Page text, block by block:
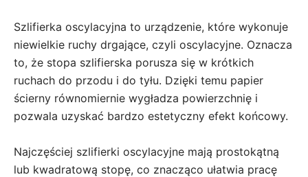
Szlifierka oscylacyjna to urządzenie, które wykonuje
niewielkie ruchy drgające, czyli oscylacyjne. Oznacza
to, że stopa szlifierska porusza się w krótkich
ruchach do przodu i do tyłu. Dzięki temu papier
ścierny równomiernie wygładza powierzchnię i
pozwala uzyskać bardzo estetyczny efekt końcowy.
Najczęściej szlifierki oscylacyjne mają prostokątną
lub kwadratową stopę, co znacząco ułatwia pracę